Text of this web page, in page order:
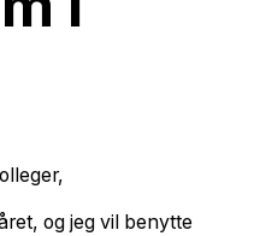
og jeg vil benytte